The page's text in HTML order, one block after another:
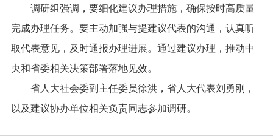
调研组强调，要细化建议办理措施，确保按时高质量
完成办理任务。要主动加强与提建议代表的沟通，认真听
取代表意见，及时通报办理进展。通过建议办理，推动中
央和省委相关决策部署落地见效。
省人大社会委副主任委员徐洪，省人大代表刘勇刚，
以及建议协办单位相关负责同志参加调研。